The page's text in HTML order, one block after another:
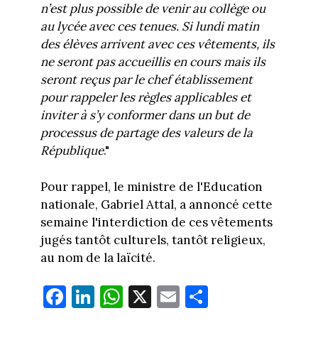
n’est plus possible de venir au collège ou
au lycée avec ces tenues. Si lundi matin
des élèves arrivent avec ces vêtements, ils
ne seront pas accueillis en cours mais ils
seront reçus par le chef établissement
pour rappeler les règles applicables et
inviter à s’y conformer dans un but de
processus de partage des valeurs de la
République."
Pour rappel, le ministre de l'Education
nationale, Gabriel Attal, a annoncé cette
semaine l'interdiction de ces vêtements
jugés tantôt culturels, tantôt religieux,
au nom de la laïcité.
Fa
ce
Li
nk
W
ha
X E
m
Pa